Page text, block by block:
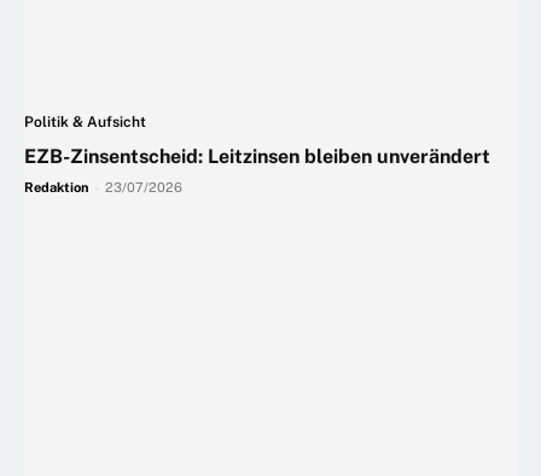
Politik & Aufsicht
EZB-Zinsentscheid: Leitzinsen bleiben unverändert
Redaktion 23/07/2026